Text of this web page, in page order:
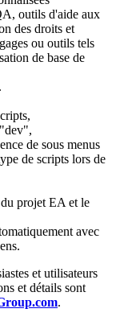
outils d'aide aux
des droits et
ou outils tels
de base de
de sous menus
de scripts lors de
projet EA et le
avec
et utilisateurs
et détails sont
.